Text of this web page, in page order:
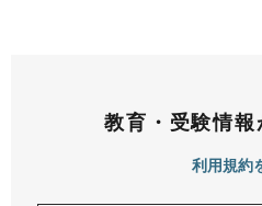
教育・受験情報
利用規約